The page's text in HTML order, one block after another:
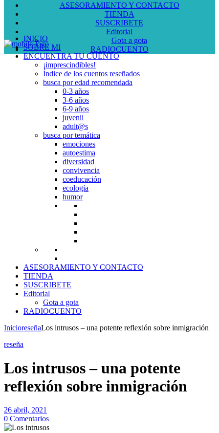
ASESORAMIENTO Y CONTACTO
TIENDA
SUSCRIBETE
Editorial
Gota a gota
RADIOCUENTO
INICIO
SOBRE MI
ENCUENTRA TU CUENTO
¡imprescindibles!
Índice de los cuentos reseñados
busca por edad recomendada
0-3 años
3-6 años
6-9 años
juvenil
adult@s
busca por temática
emociones
autoestima
diversidad
convivencia
coeducación
ecología
humor
ASESORAMIENTO Y CONTACTO
TIENDA
SUSCRIBETE
Editorial
Gota a gota
RADIOCUENTO
InicioreseñaLos intrusos – una potente reflexión sobre inmigración
reseña
Los intrusos – una potente
reflexión sobre inmigración
26 abril, 2021
0 Comentarios